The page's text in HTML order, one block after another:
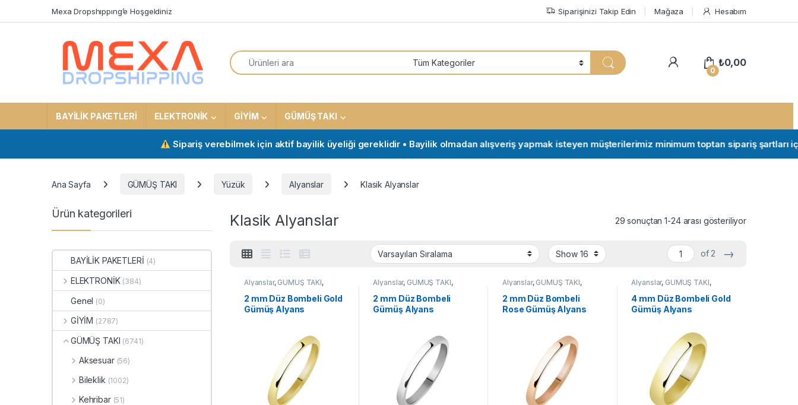
Mexa Dropshıppıng’e Hoşgeldiniz Siparişinizi Takip Edin Mağaza Hesabım
Search for:
My Account
0
₺0,00
BAYİLİK PAKETLERİ ELEKTRONİK GİYİM GÜMÜŞ TAKI
Sipariş verebilmek için aktif bayilik üyeliği gereklidir • Bayilik olmadan alışveriş yapmak isteyen müşterilerimiz minimum toptan sipariş şartları için
Ana Sayfa GÜMÜŞ TAKI Yüzük Alyanslar Klasik Alyanslar
Klasik Alyanslar 29 sonuçtan 1-24 arası gösteriliyor
of 2 →
Alyanslar, GÜMÜŞ TAKI,
Klasik Alyanslar
Yüzük
2 mm Düz Bombeli Gold
Gümüş Alyans
Alyanslar, GÜMÜŞ TAKI,
Klasik Alyanslar
Yüzük
2 mm Düz Bombeli
Gümüş Alyans
Alyanslar, GÜMÜŞ TAKI,
Klasik Alyanslar
Yüzük
2 mm Düz Bombeli
Rose Gümüş Alyans
Alyanslar, GÜMÜŞ TAKI,
Klasik Alyanslar
Yüzük
4 mm Düz Bombeli Gold
Gümüş Alyans
Ürün kategorileri
BAYİLİK PAKETLERİ (4)
ELEKTRONİK (384)
Genel (0)
GİYİM (2787)
GÜMÜŞ TAKI (6741)
Aksesuar (56)
Bileklik (1002)
Kehribar (51)